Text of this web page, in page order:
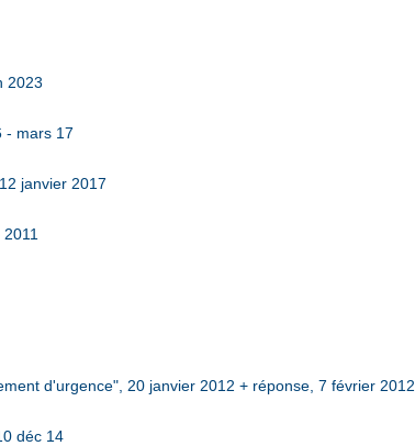
2023
- mars 17
janvier 2017
d'urgence", 20 janvier 2012 + réponse, 7 février 2012
déc 14